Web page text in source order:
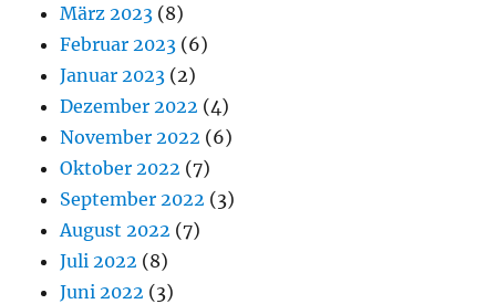
März 2023 (8)
Februar 2023 (6)
Januar 2023 (2)
Dezember 2022 (4)
November 2022 (6)
Oktober 2022 (7)
September 2022 (3)
August 2022 (7)
Juli 2022 (8)
Juni 2022 (3)